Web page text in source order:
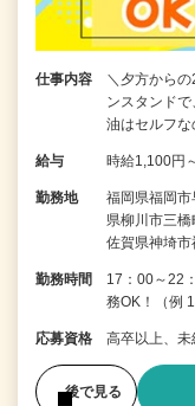
仕事内容
＼夕方から
ンスタンド
油はセルフ
給与 時給1,100円
勤務地
福岡県福岡
県柳川市三橋
佐賀県神埼
勤務時間
17：00～22
務OK！（例
応募資格 高卒以上、未
後で見る